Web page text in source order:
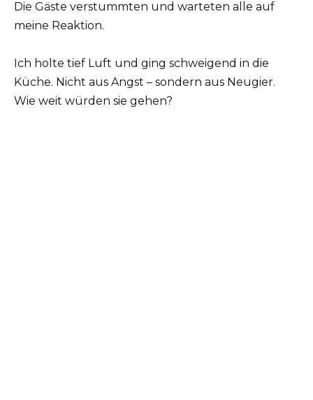
Die Gäste verstummten und warteten alle auf
meine Reaktion.
Ich holte tief Luft und ging schweigend in die
Küche. Nicht aus Angst – sondern aus Neugier.
Wie weit würden sie gehen?